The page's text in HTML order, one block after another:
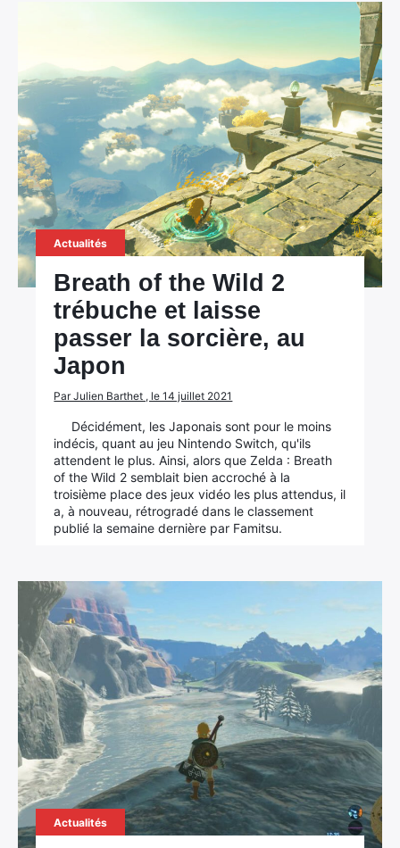
Actualités
Breath of the Wild 2
trébuche et laisse
passer la sorcière, au
Japon
Par Julien Barthet , le 14 juillet 2021
Décidément, les Japonais sont pour le moins
indécis, quant au jeu Nintendo Switch, qu'ils
attendent le plus. Ainsi, alors que Zelda : Breath
of the Wild 2 semblait bien accroché à la
troisième place des jeux vidéo les plus attendus, il
a, à nouveau, rétrogradé dans le classement
publié la semaine dernière par Famitsu.
Actualités